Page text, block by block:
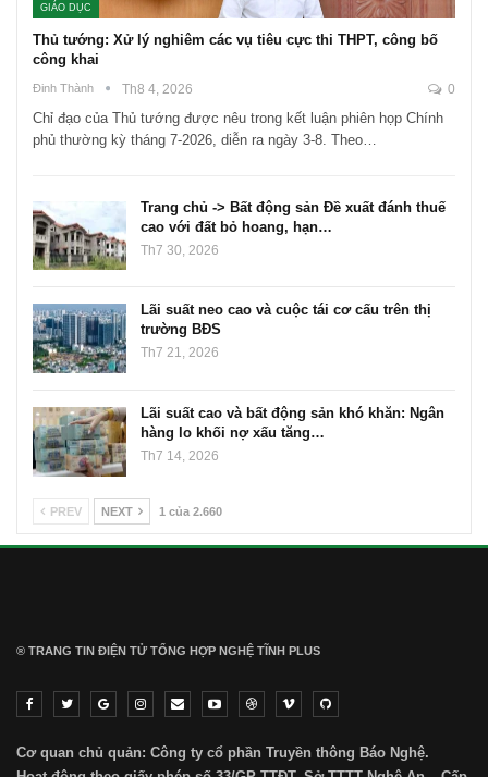
GIÁO DỤC
Thủ tướng: Xử lý nghiêm các vụ tiêu cực thi THPT, công bố
công khai
Đinh Thành Th8 4, 2026 0
Chỉ đạo của Thủ tướng được nêu trong kết luận phiên họp Chính
phủ thường kỳ tháng 7-2026, diễn ra ngày 3-8. Theo…
Trang chủ -> Bất động sản Đề xuất đánh thuế
cao với đất bỏ hoang, hạn…
Th7 30, 2026
Lãi suất neo cao và cuộc tái cơ cấu trên thị
trường BĐS
Th7 21, 2026
Lãi suất cao và bất động sản khó khăn: Ngân
hàng lo khối nợ xấu tăng…
Th7 14, 2026
PREV NEXT 1 của 2.660
® TRANG TIN ĐIỆN TỬ ТỔNG HỢP NGHỆ TĨNH PLUS
Cơ quan chủ quản: Công ty cổ phần Truyền thông Báo Nghệ.